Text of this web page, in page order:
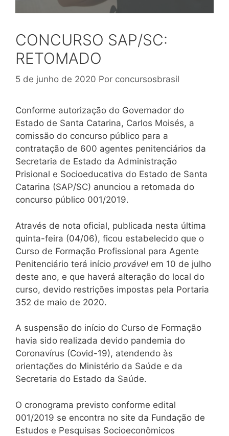
CONCURSO SAP/SC:
RETOMADO
5 de junho de 2020 Por concursosbrasil
Conforme autorização do Governador do
Estado de Santa Catarina, Carlos Moisés, a
comissão do concurso público para a
contratação de 600 agentes penitenciários da
Secretaria de Estado da Administração
Prisional e Socioeducativa do Estado de Santa
Catarina (SAP/SC) anunciou a retomada do
concurso público 001/2019.
Através de nota oficial, publicada nesta última
quinta-feira (04/06), ficou estabelecido que o
Curso de Formação Profissional para Agente
Penitenciário terá início provável em 10 de julho
deste ano, e que haverá alteração do local do
curso, devido restrições impostas pela Portaria
352 de maio de 2020.
A suspensão do início do Curso de Formação
havia sido realizada devido pandemia do
Coronavírus (Covid-19), atendendo às
orientações do Ministério da Saúde e da
Secretaria do Estado da Saúde.
O cronograma previsto conforme edital
001/2019 se encontra no site da Fundação de
Estudos e Pesquisas Socioeconômicos